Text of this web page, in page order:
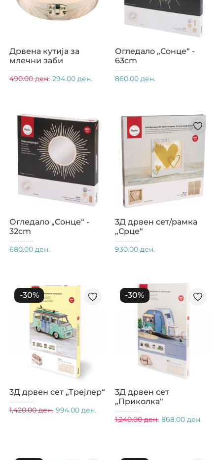
Дрвена кутија за
млечни заби
490.00 ден. 294.00 ден.
Огледало „Сонце“ -
63cm
860.00 ден.
Огледало „Сонце“ -
32cm
680.00 ден.
3Д дрвен сет/рамка
„Срце“
930.00 ден.
-30%
3Д дрвен сет „Трејлер“
1,420.00 ден. 994.00 ден.
-30%
3Д дрвен сет
„Приколка“
1,240.00 ден. 868.00 ден.